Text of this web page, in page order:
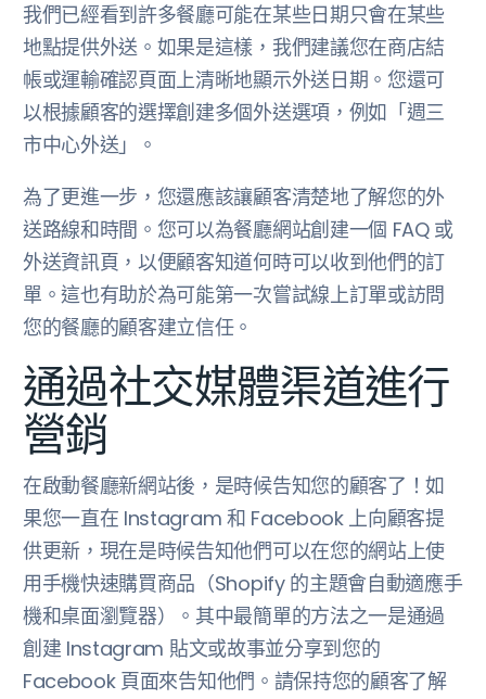
我們已經看到許多餐廳可能在某些日期只會在某些
地點提供外送。如果是這樣，我們建議您在商店結
帳或運輸確認頁面上清晰地顯示外送日期。您還可
以根據顧客的選擇創建多個外送選項，例如「週三
市中心外送」。
為了更進一步，您還應該讓顧客清楚地了解您的外
送路線和時間。您可以為餐廳網站創建一個 FAQ 或
外送資訊頁，以便顧客知道何時可以收到他們的訂
單。這也有助於為可能第一次嘗試線上訂單或訪問
您的餐廳的顧客建立信任。
通過社交媒體渠道進行
營銷
在啟動餐廳新網站後，是時候告知您的顧客了！如
果您一直在 Instagram 和 Facebook 上向顧客提
供更新，現在是時候告知他們可以在您的網站上使
用手機快速購買商品（Shopify 的主題會自動適應手
機和桌面瀏覽器）。其中最簡單的方法之一是通過
創建 Instagram 貼文或故事並分享到您的
Facebook 頁面來告知他們。請保持您的顧客了解